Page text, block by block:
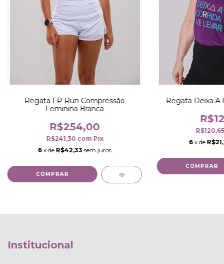
Regata FP Run Compressão
Feminina Branca
R$254,00
R$241,30 com Pix
6 x de R$42,33 sem juros
COMPRAR
Regata Deixa A
6 x de
COMPRAR
Institucional